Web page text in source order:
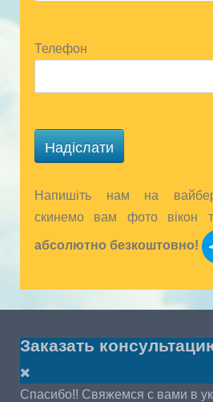
Телефон
Надіслати
Напишіть нам на
скинемо вам фото вікон
абсолютно безкоштовно!
Заказать
Спасибо!! Свяжемся с вами в